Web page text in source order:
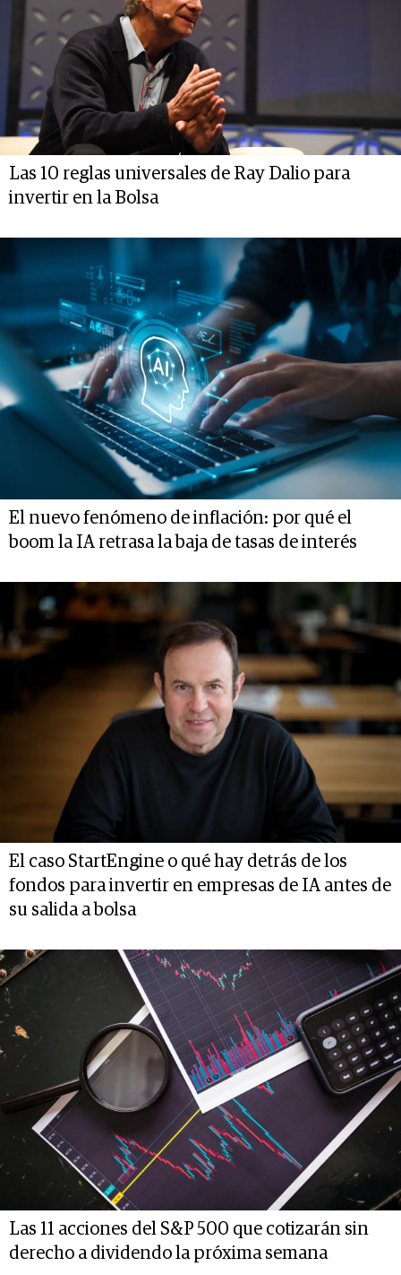
Las 10 reglas universales de Ray Dalio para
invertir en la Bolsa
El nuevo fenómeno de inflación: por qué el
boom la IA retrasa la baja de tasas de interés
El caso StartEngine o qué hay detrás de los
fondos para invertir en empresas de IA antes de
su salida a bolsa
Las 11 acciones del S&P 500 que cotizarán sin
derecho a dividendo la próxima semana